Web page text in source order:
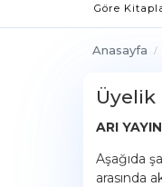
Göre
Anasayfa
Üyelik
ARI
Aşağıda
arasında